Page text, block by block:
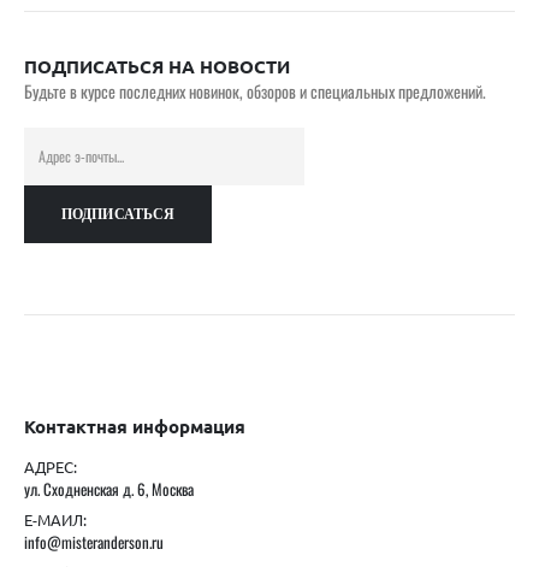
ПОДПИСАТЬСЯ НА НОВОСТИ
Будьте в курсе последних новинок, обзоров и специальных предложений.
Контактная информация
АДРЕС:
ул. Сходненская д. 6, Москва
Е-МАИЛ:
info@misteranderson.ru